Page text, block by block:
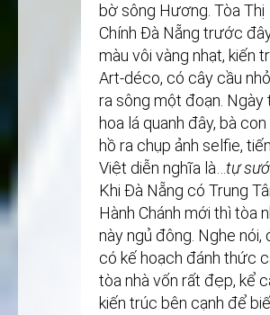
bờ sông Hương. Tòa Thị
Chính Đà Nẵng trước
màu vôi vàng nhạt, kiến
Art-déco, có cây cầu
ra sông một đoạn. Ngày
hoa lá quanh đây, bà con
hồ ra chụp ảnh selfie,
Việt diễn nghĩa là… tự
Khi Đà Nẵng có Trung
Hành Chánh mới thì tòa
này ngủ đông. Nghe nói,
có kế hoạch đánh thức
tòa nhà vốn rất đẹp, kể
kiến trúc bên cạnh để